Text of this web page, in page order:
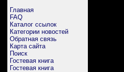
Главная
FAQ
Каталог ссылок
Категории новостей
Обратная связь
Карта сайта
Поиск
Гостевая книга
Гостевая книга